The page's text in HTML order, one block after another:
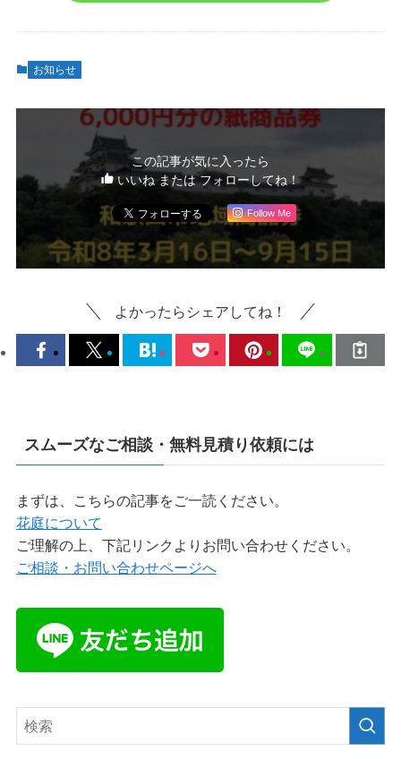
お知らせ
この記事が気に入ったら
いいね または フォローしてね！
Follow Me
よかったらシェアしてね！
スムーズなご相談・無料見積り依頼には
まずは、こちらの記事をご一読ください。
花庭について
ご理解の上、下記リンクよりお問い合わせください。
ご相談・お問い合わせページへ